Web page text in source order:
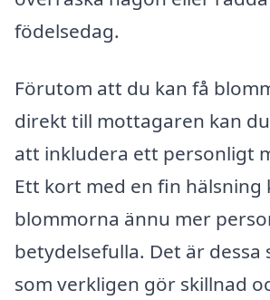
födelsedag.
Förutom att du kan få
direkt till mottagaren kan
att inkludera ett personligt
Ett kort med en fin hälsning
blommorna ännu mer
betydelsefulla. Det är dessa
som verkligen gör skillnad